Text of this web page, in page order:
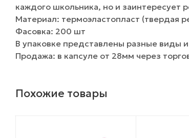
каждого школьника, но и заинтересует
Материал: термоэластопласт (твердая
Фасовка: 200 шт
В упаковке представлены разные виды
Продажа: в капсуле от 28мм через
Похожие товары